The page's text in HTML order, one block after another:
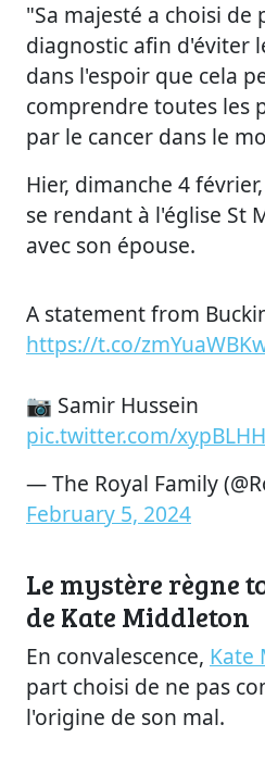
"Sa majesté a choisi de
diagnostic afin d'éviter
dans l'espoir que cela
comprendre toutes les
par le cancer dans le
Hier, dimanche 4
se rendant à l'église St
avec son épouse.
A statement from
https://t.co/
📷 Samir Hussein
pic.twitter.com/
— The Royal Family
February 5, 2024
Le mystère règne
de Kate Middleton
En convalescence, Kate
part choisi de ne pas
l'origine de son mal.